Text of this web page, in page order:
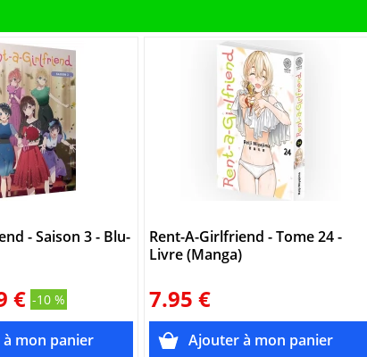
- Saison 3 - Blu-
€ -10 %
Rent-A-Girlfriend - Tome 24 -
Livre (Manga)
7.95 €